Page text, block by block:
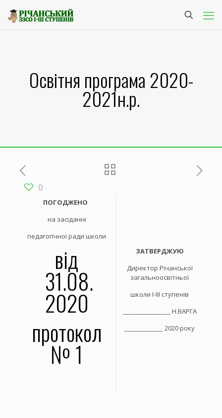
Освітня програма 2020-
2021н.р.
0
ПОГОДЖЕНО
на засіданні
педагогічної ради школи
від
31.08.
2020
протокол
№ 1
ЗАТВЕРДЖУЮ
Директор Річанської
загальноосвітньої
школи І-ІІІ ступенів
________________ Н.ВАРГА
_____________ 2020 року